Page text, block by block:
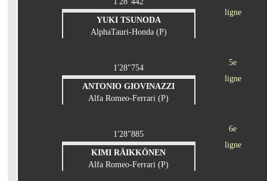
ligne
YUKI TSUNODA
AlphaTauri-Honda (P)
5e
ligne
1'28"754
ANTONIO GIOVINAZZI
Alfa Romeo-Ferrari (P)
6e
ligne
1'28"885
KIMI RÄIKKÖNEN
Alfa Romeo-Ferrari (P)